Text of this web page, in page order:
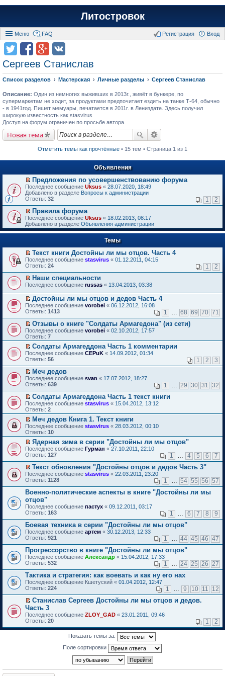
Литостровок
Меню FAQ Вход
Регистрация
Сергеев Станислав
Список разделов Мастерская Личные разделы Сергеев Станислав
Описание: Один из немногих выживших в 2013г., живёт в бункере, по
супермаркетам не ходит, за продуктами предпочитает ездить на танке Т-64, обычно
- в 1941год. Пишет мемуары, печатается в 2011г. в Лениздате. Здесь получил
широкую известность как stasvirus
Доступ на форум ограничен по просьбе автора.
Новая тема
Отметить темы как прочтённые • 15 тем • Страница 1 из 1
Объявления
П
е
р
й
т
и
к
п
в
о
м
у
н
е
п
р
о
ч
и
т
а
н
н
о
м
у
с
о
о
б
щ
е
н
и
ю
Предложения по усовершенствованию форума
Последнее сообщение Uksus « 28.07.2020, 18:49
Добавлено в разделе Вопросы к администрации
Ответы: 32 1 2
П
е
р
е
т
и
к
п
р
в
о
м
у
н
е
п
р
о
ч
и
т
а
н
н
о
м
у
с
о
о
б
щ
е
н
и
ю
Правила форума
Последнее сообщение Uksus « 18.02.2013, 08:17
Добавлено в разделе Объявления администрации
Темы
П
е
е
й
т
и
к
п
е
р
в
о
м
у
н
е
п
р
о
ч
и
т
а
н
н
о
м
у
с
о
о
б
щ
е
и
ю
Текст книги Достойны ли мы отцов. Часть 4
Последнее сообщение stasvirus « 01.12.2011, 04:15
Ответы: 24 1 2
П
р
е
й
т
и
к
п
е
р
в
о
м
у
н
е
п
р
о
ч
и
т
а
н
н
о
м
у
с
о
б
щ
е
н
и
ю
Наши специальности
Последнее сообщение russas « 13.04.2013, 03:38
П
е
е
й
т
и
к
п
е
в
о
м
у
н
е
п
р
о
ч
и
т
а
н
н
о
м
у
с
о
щ
е
н
и
ю
Достойны ли мы отцов и дедов Часть 4
Последнее сообщение vorobei « 06.12.2012, 16:08
Ответы: 1413 1 68 69 70 71
П
е
р
е
й
т
и
п
е
в
о
м
у
н
е
п
р
о
ч
и
т
н
н
о
м
у
с
о
о
б
щ
е
н
и
ю
Отзывы о книге "Солдаты Армагедона" (из сети)
Последнее сообщение vorobei « 02.10.2012, 17:57
Ответы: 7
П
е
е
й
т
и
к
п
е
р
в
о
м
у
н
е
п
р
о
ч
и
а
н
н
о
м
у
с
о
о
б
щ
е
н
и
ю
Солдаты Армагеддона Часть 1 комментарии
Последнее сообщение CEPuK « 14.09.2012, 01:34
Ответы: 56 1 2 3
П
е
е
й
т
и
п
е
р
в
о
м
у
н
е
п
р
о
ч
и
т
а
н
н
о
м
у
с
о
о
б
щ
е
н
и
ю
Меч дедов
Последнее сообщение svan « 17.07.2012, 18:27
Ответы: 639 1 29 30 31 32
П
е
р
е
й
т
и
к
п
е
р
о
м
у
н
е
п
р
о
ч
и
т
а
н
н
о
м
у
с
о
о
б
щ
е
н
и
Солдаты Армагеддона Часть 1 текст книги
Последнее сообщение stasvirus « 15.04.2012, 13:12
Ответы: 2
П
е
р
е
й
т
и
к
п
е
в
м
у
н
е
п
р
о
ч
и
т
а
н
н
о
м
у
с
о
о
б
щ
е
Меч дедов Книга 1. Текст книги
Последнее сообщение stasvirus « 28.03.2012, 00:10
Ответы: 10
П
е
е
т
и
п
е
р
в
о
м
у
н
е
п
р
о
и
т
а
н
н
о
м
у
с
о
ю
Ядерная зима в серии "Достойны ли мы отцов"
Последнее сообщение Гурман « 27.10.2011, 22:10
Ответы: 127 1 4 5 6 7
П
е
е
й
т
и
к
п
е
р
в
о
м
у
н
е
п
р
о
и
а
н
н
о
щ
Текст обновления "Достойны отцов и дедов Часть 3"
Последнее сообщение stasvirus « 22.03.2011, 23:20
Ответы: 1128 1 54 55 56 57
Военно-политические аспекты в книге "Достойны ли мы
отцов"
Последнее сообщение пастух « 09.12.2011, 03:17
Ответы: 163 1 6 7 8 9
Боевая техника в серии "Достойны ли мы отцов"
Последнее сообщение артем « 30.12.2013, 12:33
Ответы: 921 1 44 45 46 47
Прогрессорство в книге "Достойны ли мы отцов"
Последнее сообщение Александр « 15.04.2012, 17:33
Ответы: 532 1 24 25 26 27
Тактика и стратегия: как воевать и как ну его нах
Последнее сообщение Кшетуский « 01.04.2012, 12:47
Ответы: 224 1 9 10 11 12
П
е
р
е
й
в
Станислав Сергеев Достойны ли мы отцов и дедов.
Часть 3
Последнее сообщение ZLOY_GAD « 23.01.2011, 09:46
Ответы: 20 1 2
Показать темы за:
Поле сортировки